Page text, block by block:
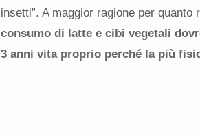
insetti”. A maggior ragione per quanto
consumo di latte e cibi vegetali
3 anni vita proprio perché la più